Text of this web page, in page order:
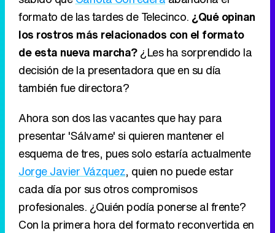
formato de las tardes de Telecinco. ¿Qué opinan
los rostros más relacionados con el formato
de esta nueva marcha?¿Les ha sorprendido la
decisión de la presentadora que en su día
también fue directora?
Ahora son dos las vacantes que hay para
presentar 'Sálvame' si quieren mantener el
esquema de tres, pues solo estaría actualmente
Jorge Javier Vázquez, quien no puede estar
cada día por sus otros compromisos
profesionales. ¿Quién podía ponerse al frente?
Con la primera hora del formato reconvertida en